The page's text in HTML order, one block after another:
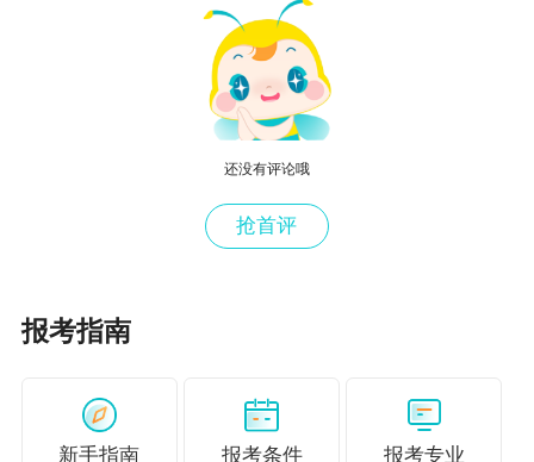
在国内核心期刊公开发表本专业学术论文1篇（独著或第一
作者），或在新闻出版总署认定的学术期刊上公开发表本
专业论文2篇以上（独著或第一作者）。
、增刊、专刊、专辑、特刊、论文集上发表的论文，
不作为申报专业技术资格的依据。
一般来说，高级经济师评审用的论文不能发表在电子期刊
评审委员会。
高级经济师职称评审由各地组织，所以申报时间、申报条
还没有评论哦
抢首评
报考指南
新手指南 报考条件 报考专业